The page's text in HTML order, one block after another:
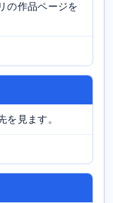
の作品ページを
を見ます。